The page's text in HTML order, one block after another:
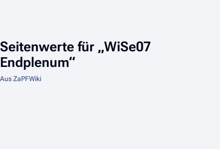
Seitenwerte für „WiSe07
Endplenum“
Aus ZaPFWiki